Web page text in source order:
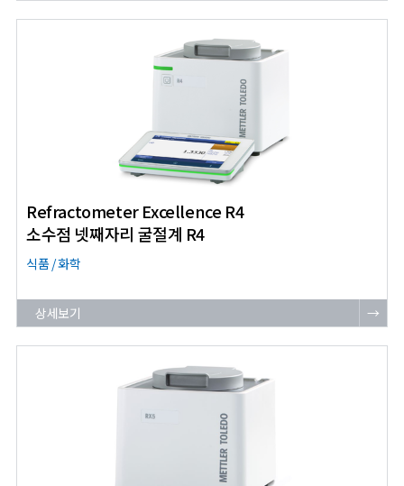
Refractometer Excellence R4
소수점 넷째자리 굴절계 R4
식품 / 화학
상세보기 →